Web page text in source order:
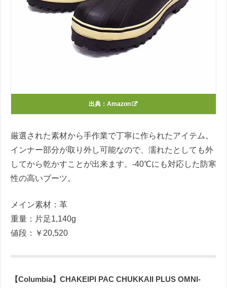
出典： Amazon
厳選された素材から手作業で丁寧に作られたアイテム。
インナー部分が取り外し可能なので、濡れたとしても外
してから乾かすことが出来ます。-40℃にも対応した防寒
性の高いブーツ。
メイン素材：革
重量：片足1,140g
値段：￥20,520
【Columbia】CHAKEIPI PAC CHUKKAII PLUS OMNI-